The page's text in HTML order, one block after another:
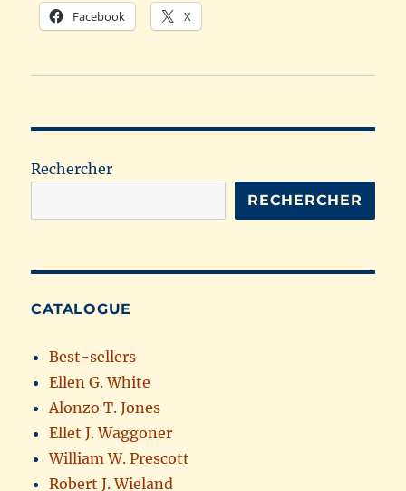
Facebook X
Rechercher
RECHERCHER
CATALOGUE
Best-sellers
Ellen G. White
Alonzo T. Jones
Ellet J. Waggoner
William W. Prescott
Robert J. Wieland